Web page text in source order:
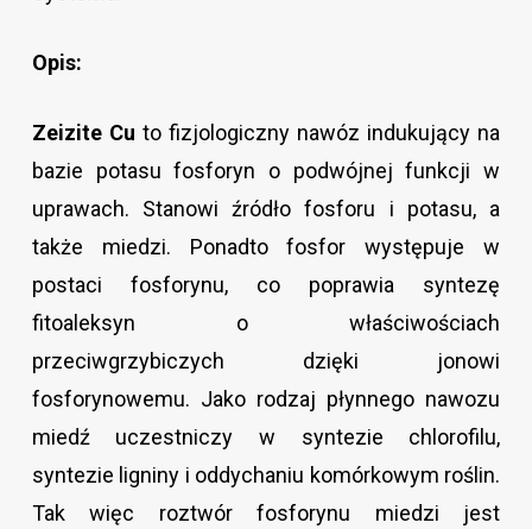
Opis:
Zeizite Cu to fizjologiczny nawóz indukujący na
bazie potasu fosforyn o podwójnej funkcji w
uprawach. Stanowi źródło fosforu i potasu, a
także miedzi. Ponadto fosfor występuje w
postaci fosforynu, co poprawia syntezę
fitoaleksyn o właściwościach
przeciwgrzybiczych dzięki jonowi
fosforynowemu. Jako rodzaj płynnego nawozu
miedź uczestniczy w syntezie chlorofilu,
syntezie ligniny i oddychaniu komórkowym roślin.
Tak więc roztwór fosforynu miedzi jest